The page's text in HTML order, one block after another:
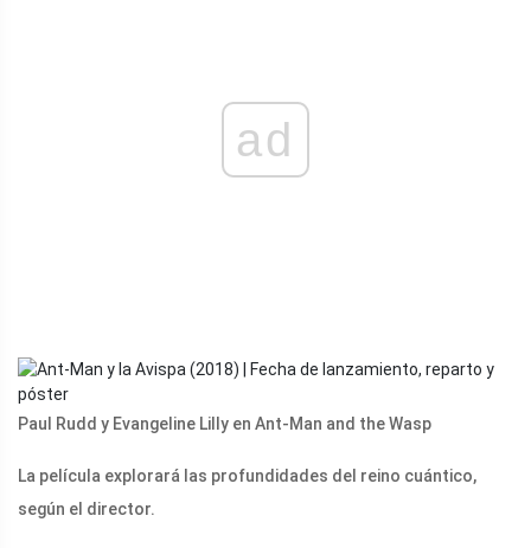
ad
Paul Rudd y Evangeline Lilly en Ant-Man and the Wasp
La película explorará las profundidades del reino cuántico,
según el director.